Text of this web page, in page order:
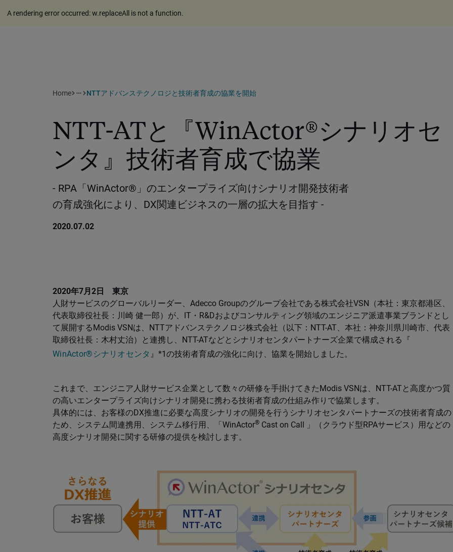
A rendering error occurred:w.replaceAll is not a function.
Home more_horiz NTTアドバンステクノロジと技術者育成の協業を開始
NTT-ATと『WinActor®シナリオセ
ンタ』技術者育成で協業
- RPA「WinActor®」のエンタープライズ向けシナリオ開発技術者
の育成強化により、DX関連ビジネスの一層の拡大を目指す -
2020.07.02
2020年7月2日 東京
人財サービスのグローバルリーダー、Adecco Groupのグループ会社である株式会社VSN（本社：東京都港区、
代表取締役社長：川崎 健一郎）が、IT・R&Dおよびコンサルティング領域のエンジニア派遣事業ブランドとし
て展開するModis VSNは、NTTアドバンステクノロジ株式会社（以下：NTT-AT、本社：神奈川県川崎市、代表
取締役社長：木村丈治）と連携し、NTT-ATなどとシナリオセンタパートナーズ企業で構成される『
WinActor®シナリオセンタ 』*1の技術者育成の強化に向け、協業を開始しました。
これまで、エンジニア人財サービス企業として数々の研修を手掛けてきたModis VSNは、NTT-ATと高度かつ質
の高いエンタープライズ向けシナリオ開発に携わる技術者育成の仕組み作りで協業します。
具体的には、お客様のDX推進に必要な高度シナリオの開発を行うシナリオセンタパートナーズの技術者育成の
ため、システム間連携用、システム移行用、「WinActor® Cast on Call 」（クラウド型RPAサービス）用などの
高度シナリオ開発に関する研修の提供を検討します。